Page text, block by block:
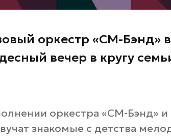
оркестр «СМ-Бэнд»
вечер в кругу
оркестра «СМ-Бэнд» и
знакомые с детства